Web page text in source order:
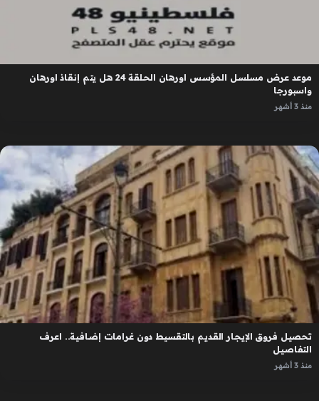
موعد عرض مسلسل المؤسس اورهان الحلقة 24 هل يتم إنقاذ اورهان
واسبورجا
منذ 3 أشهر
تحصيل فروق الإيجار القديم بالتقسيط دون غرامات إضافية.. اعرف
التفاصيل
منذ 3 أشهر